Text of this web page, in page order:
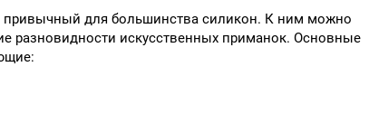
привычный для большинства силикон. К ним можно
разновидности искусственных приманок. Основные